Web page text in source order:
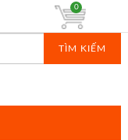
TÌM KIẾM
0